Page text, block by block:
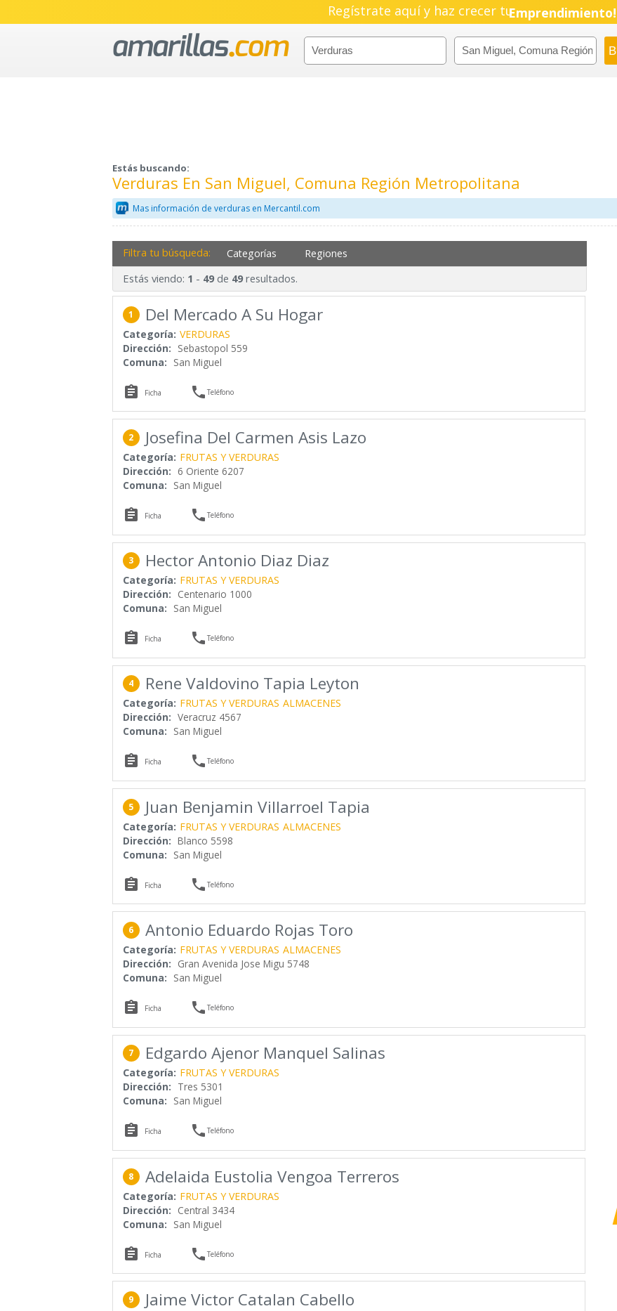
Regístrate aquí y haz crecer tuPyme!
Emprendimiento!
Estás buscando:
Verduras En San Miguel, Comuna Región Metropolitana
Mas información de verduras en Mercantil.com
Filtra tu búsqueda: Categorías Regiones
Estás viendo: 1 - 49de 49resultados.
1 Del Mercado A Su Hogar
Categoría: VERDURAS
Dirección: Sebastopol 559
Comuna: San Miguel
 Ficha Teléfono
2 Josefina Del Carmen Asis Lazo
Categoría: FRUTAS Y VERDURAS
Dirección: 6 Oriente 6207
Comuna: San Miguel
 Ficha Teléfono
3 Hector Antonio Diaz Diaz
Categoría: FRUTAS Y VERDURAS
Dirección: Centenario 1000
Comuna: San Miguel
 Ficha Teléfono
4 Rene Valdovino Tapia Leyton
Categoría: FRUTAS Y VERDURAS ALMACENES
Dirección: Veracruz 4567
Comuna: San Miguel
 Ficha Teléfono
5 Juan Benjamin Villarroel Tapia
Categoría: FRUTAS Y VERDURAS ALMACENES
Dirección: Blanco 5598
Comuna: San Miguel
 Ficha Teléfono
6 Antonio Eduardo Rojas Toro
Categoría: FRUTAS Y VERDURAS ALMACENES
Dirección: Gran Avenida Jose Migu 5748
Comuna: San Miguel
 Ficha Teléfono
7 Edgardo Ajenor Manquel Salinas
Categoría: FRUTAS Y VERDURAS
Dirección: Tres 5301
Comuna: San Miguel
 Ficha Teléfono
8 Adelaida Eustolia Vengoa Terreros
Categoría: FRUTAS Y VERDURAS
Dirección: Central 3434
Comuna: San Miguel
 Ficha Teléfono
9 Jaime Victor Catalan Cabello